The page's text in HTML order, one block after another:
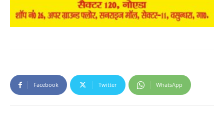
Facebook Twitter WhatsApp